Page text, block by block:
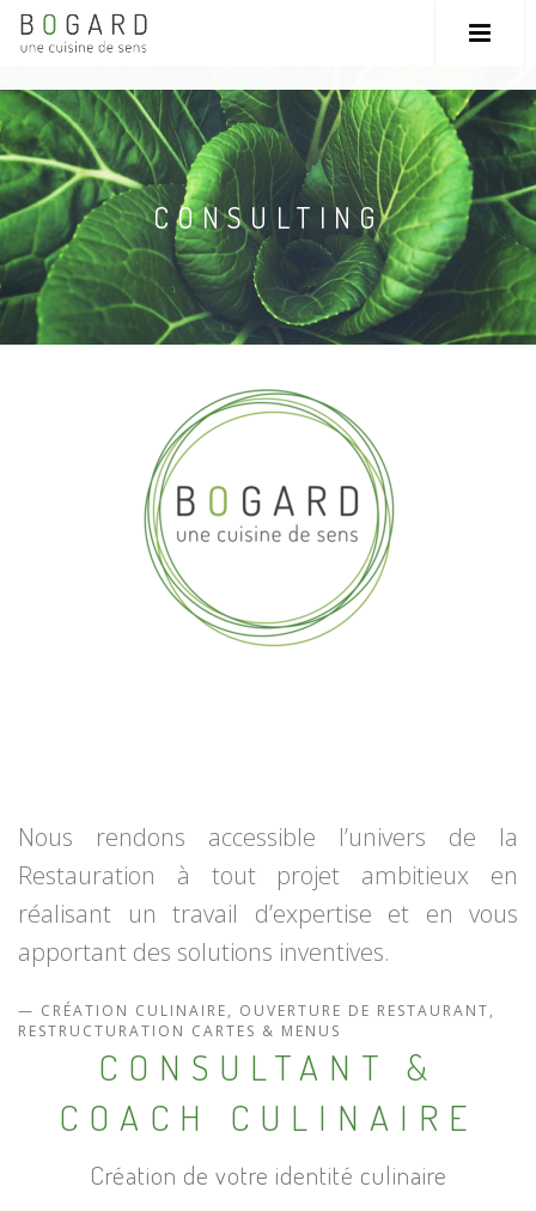
CONSULTING
Nous rendons accessible l’univers de la
Restauration à tout projet ambitieux en
réalisant un travail d’expertise et en vous
apportant des solutions inventives.
CRÉATION CULINAIRE, OUVERTURE DE RESTAURANT,
RESTRUCTURATION CARTES & MENUS
CONSULTANT &
COACH CULINAIRE
Création de votre identité culinaire